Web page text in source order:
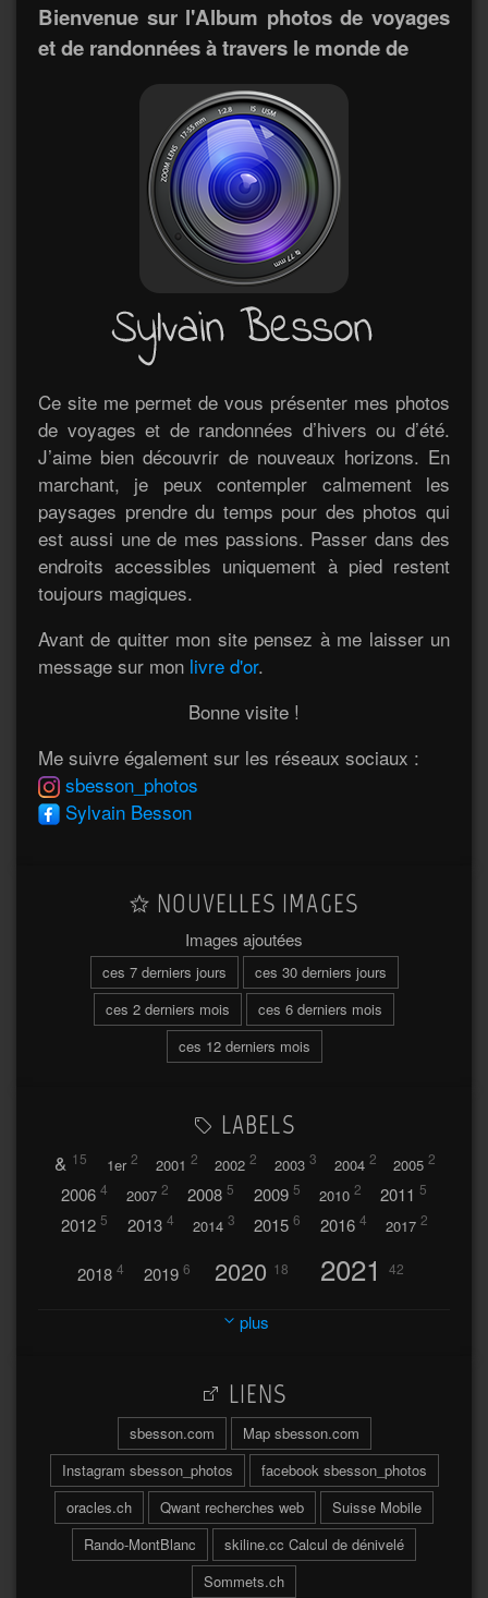
Bienvenue sur l'Album photos de voyages
et de randonnées à travers le monde de
Ce site me permet de vous présenter mes photos
de voyages et de randonnées d’hivers ou d’été.
J’aime bien découvrir de nouveaux horizons. En
marchant, je peux contempler calmement les
paysages prendre du temps pour des photos qui
est aussi une de mes passions. Passer dans des
endroits accessibles uniquement à pied restent
toujours magiques.
Avant de quitter mon site pensez à me laisser un
message sur mon livre d'or.
Bonne visite !
Me suivre également sur les réseaux sociaux :
sbesson_photos
Sylvain Besson
NOUVELLES IMAGES
Images ajoutées
ces 7 derniers jours
ces 30 derniers jours
ces 2 derniers mois
ces 6 derniers mois
ces 12 derniers mois
LABELS
& 15 1er 2 2001 2 2002 2 2003 3 2004 2 2005 2
2006 4 2007 2 2008 5 2009 5 2010 2 2011 5
2012 5 2013 4 2014 3 2015 6 2016 4 2017 2
2018 4 2019 6 2020 18 2021 42
2023 32
2026
A travers l'hublot 17 Abländschen 3
Açores 2004 64 Adelboden 2
Adonis 6
Afrique du Sud 2019
plus
LIENS
sbesson.com
Map sbesson.com
Instagram sbesson_photos
facebook sbesson_photos
oracles.ch
Qwant recherches web
Suisse Mobile
Rando-MontBlanc
skiline.cc Calcul de dénivelé
Sommets.ch